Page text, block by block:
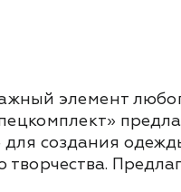
элемент
для создания
творчества.